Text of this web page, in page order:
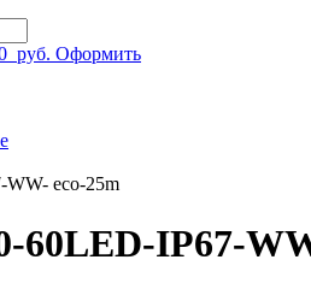
руб. Оформить
eco-25m
60LED-IP67-